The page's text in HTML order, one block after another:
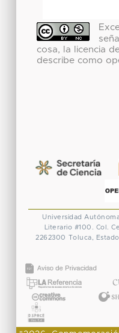
cosa, la licencia
describe como
Universidad
Literario #100. Col.
2262300 Toluca,